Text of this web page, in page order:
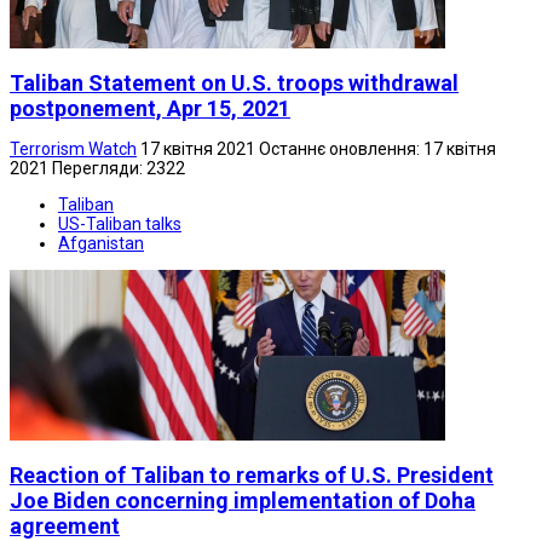
Taliban Statement on U.S. troops withdrawal
postponement, Apr 15, 2021
Terrorism Watch 17 квітня 2021 Останнє оновлення: 17 квітня
2021 Перегляди: 2322
Taliban
US-Taliban talks
Afganistan
Reaction of Taliban to remarks of U.S. President
Joe Biden concerning implementation of Doha
agreement